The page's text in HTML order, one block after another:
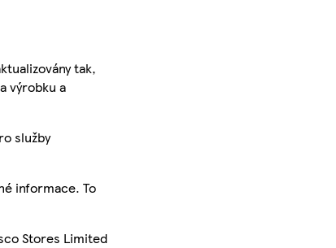
tak,
výrobku a
služby
informace. To
Stores Limited